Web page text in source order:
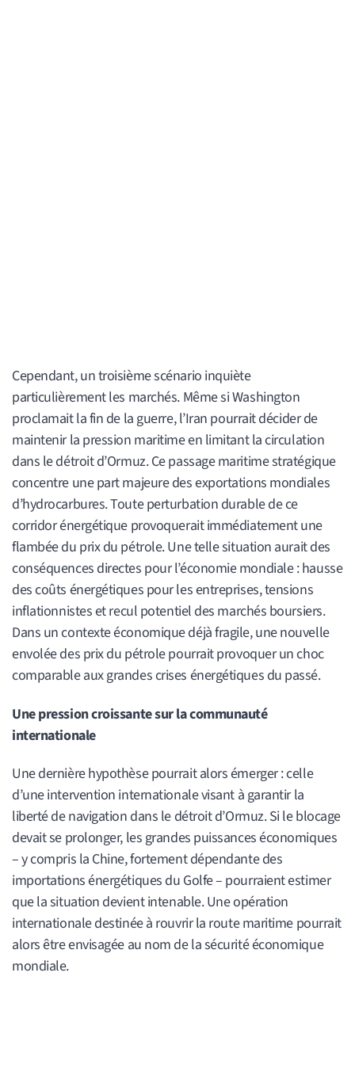
Cependant, un troisième scénario inquiète
particulièrement les marchés. Même si Washington
proclamait la fin de la guerre, l’Iran pourrait décider de
maintenir la pression maritime en limitant la circulation
dans le détroit d’Ormuz. Ce passage maritime stratégique
concentre une part majeure des exportations mondiales
d’hydrocarbures. Toute perturbation durable de ce
corridor énergétique provoquerait immédiatement une
flambée du prix du pétrole. Une telle situation aurait des
conséquences directes pour l’économie mondiale : hausse
des coûts énergétiques pour les entreprises, tensions
inflationnistes et recul potentiel des marchés boursiers.
Dans un contexte économique déjà fragile, une nouvelle
envolée des prix du pétrole pourrait provoquer un choc
comparable aux grandes crises énergétiques du passé.
Une pression croissante sur la communauté
internationale
Une dernière hypothèse pourrait alors émerger : celle
d’une intervention internationale visant à garantir la
liberté de navigation dans le détroit d’Ormuz. Si le blocage
devait se prolonger, les grandes puissances économiques
– y compris la Chine, fortement dépendante des
importations énergétiques du Golfe – pourraient estimer
que la situation devient intenable. Une opération
internationale destinée à rouvrir la route maritime pourrait
alors être envisagée au nom de la sécurité économique
mondiale.